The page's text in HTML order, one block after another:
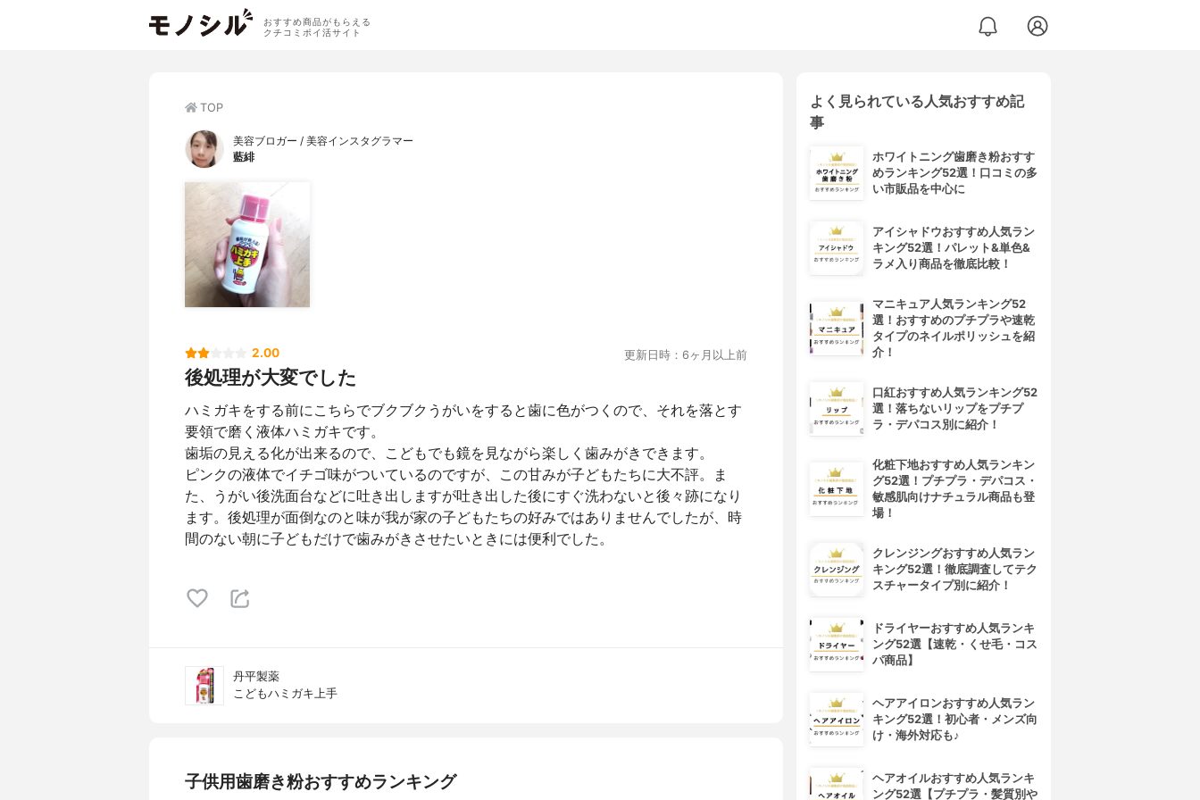
おすすめ商品がもらえる
クチコミポイ活サイト
TOP
美容ブロガー / 美容インスタグラマー
藍緋
2.00 更新日時：6ヶ月以上前
後処理が大変でした
ハミガキをする前にこちらでブクブクうがいをすると歯に色がつくので、それを落とす
要領で磨く液体ハミガキです。
歯垢の見える化が出来るので、こどもでも鏡を見ながら楽しく歯みがきできます。
ピンクの液体でイチゴ味がついているのですが、この甘みが子どもたちに大不評。ま
た、うがい後洗面台などに吐き出しますが吐き出した後にすぐ洗わないと後々跡になり
ます。後処理が面倒なのと味が我が家の子どもたちの好みではありませんでしたが、時
間のない朝に子どもだけで歯みがきさせたいときには便利でした。
丹平製薬
こどもハミガキ上手
子供用歯磨き粉おすすめランキング
よく見られている人気おすすめ記
事
ホワイトニング歯磨き粉おすす
めランキング52選！口コミの多
い市販品を中心に
アイシャドウおすすめ人気ラン
キング52選！パレット&単色&
ラメ入り商品を徹底比較！
マニキュア人気ランキング52
選！おすすめのプチプラや速乾
タイプのネイルポリッシュを紹
介！
口紅おすすめ人気ランキング52
選！落ちないリップをプチプ
ラ・デパコス別に紹介！
化粧下地おすすめ人気ランキン
グ52選！プチプラ・デパコス・
敏感肌向けナチュラル商品も登
場！
クレンジングおすすめ人気ラン
キング52選！徹底調査してテク
スチャータイプ別に紹介！
ドライヤーおすすめ人気ランキ
ング52選【速乾・くせ毛・コス
パ商品】
ヘアアイロンおすすめ人気ラン
キング52選！初心者・メンズ向
け・海外対応も♪
ヘアオイルおすすめ人気ランキ
ング52選【プチプラ・髪質別や